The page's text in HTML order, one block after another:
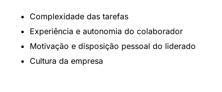
Complexidade das tarefas
Experiência e autonomia do colaborador
Motivação e disposição pessoal do liderado
Cultura da empresa